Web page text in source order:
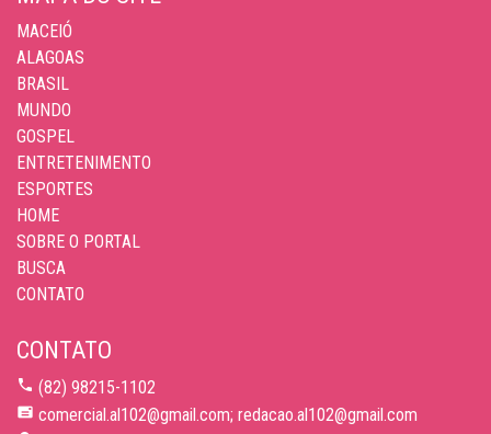
MACEIÓ
ALAGOAS
BRASIL
MUNDO
GOSPEL
ENTRETENIMENTO
ESPORTES
HOME
SOBRE O PORTAL
BUSCA
CONTATO
CONTATO
(82) 98215-1102
comercial.al102@gmail.com; redacao.al102@gmail.com